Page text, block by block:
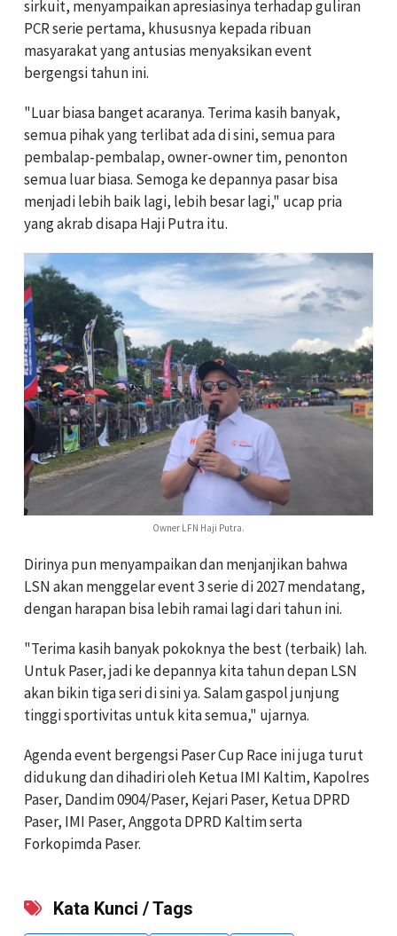
sirkuit, menyampaikan apresiasinya terhadap guliran
PCR serie pertama, khususnya kepada ribuan
masyarakat yang antusias menyaksikan event
bergengsi tahun ini.
"Luar biasa banget acaranya. Terima kasih banyak,
semua pihak yang terlibat ada di sini, semua para
pembalap-pembalap, owner-owner tim, penonton
semua luar biasa. Semoga ke depannya pasar bisa
menjadi lebih baik lagi, lebih besar lagi," ucap pria
yang akrab disapa Haji Putra itu.
Owner LFN Haji Putra.
Dirinya pun menyampaikan dan menjanjikan bahwa
LSN akan menggelar event 3 serie di 2027 mendatang,
dengan harapan bisa lebih ramai lagi dari tahun ini.
"Terima kasih banyak pokoknya the best (terbaik) lah.
Untuk Paser, jadi ke depannya kita tahun depan LSN
akan bikin tiga seri di sini ya. Salam gaspol junjung
tinggi sportivitas untuk kita semua," ujarnya.
Agenda event bergengsi Paser Cup Race ini juga turut
didukung dan dihadiri oleh Ketua IMI Kaltim, Kapolres
Paser, Dandim 0904/Paser, Kejari Paser, Ketua DPRD
Paser, IMI Paser, Anggota DPRD Kaltim serta
Forkopimda Paser.
Kata Kunci / Tags